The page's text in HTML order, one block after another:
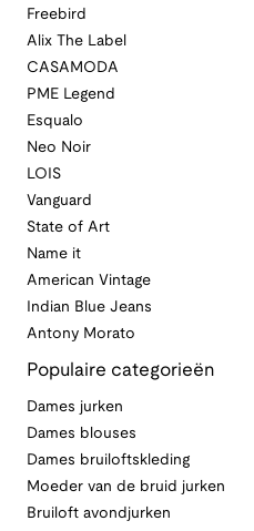
Freebird
Alix The Label
CASAMODA
PME Legend
Esqualo
Neo Noir
LOIS
Vanguard
State of Art
Name it
American Vintage
Indian Blue Jeans
Antony Morato
Populaire categorieën
Dames jurken
Dames blouses
Dames bruiloftskleding
Moeder van de bruid jurken
Bruiloft avondjurken